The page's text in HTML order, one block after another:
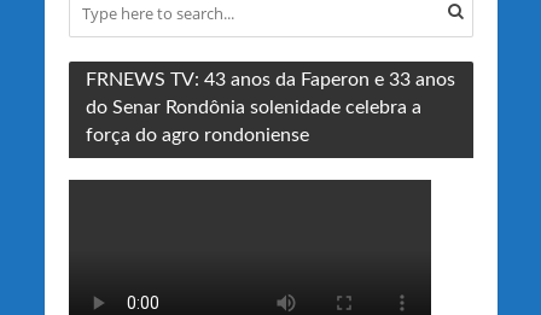
FRNEWS TV: 43 anos da Faperon e 33 anos
do Senar Rondônia solenidade celebra a
força do agro rondoniense